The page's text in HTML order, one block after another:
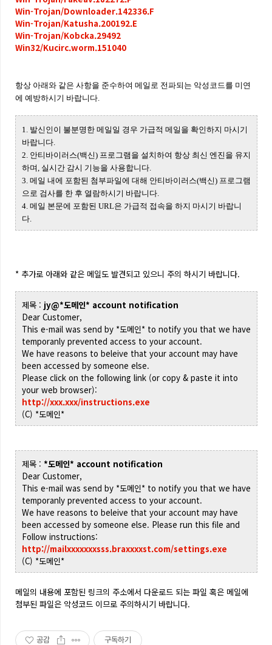
Win-Trojan/Downloader.142336.F
Win-Trojan/Katusha.200192.E
Win-Trojan/Kobcka.29492
Win32/Kucirc.worm.151040
항상 아래와 같은 사항을 준수하여 메일로 전파되는 악성코드를 미연
에 예방하시기 바랍니다.
1. 발신인이 불분명한 메일일 경우 가급적 메일을 확인하지 마시기
바랍니다.
2. 안티바이러스(백신) 프로그램을 설치하여 항상 최신 엔진을 유지
하며, 실시간 감시 기능을 사용합니다.
3. 메일 내에 포함된 첨부파일에 대해 안티바이러스(백신) 프로그램
으로 검사를 한 후 열람하시기 바랍니다.
4. 메일 본문에 포함된 URL은 가급적 접속을 하지 마시기 바랍니
다.
* 추가로 아래와 같은 메일도 발견되고 있으니 주의 하시기 바랍니다.
제목 : jy@*도메인* account notification
Dear Customer,
This e-mail was send by *도메인* to notify you that we have
temporanly prevented access to your account.
We have reasons to beleive that your account may have
been accessed by someone else.
Please click on the following link (or copy & paste it into
your web browser):
http://xxx.xxx/instructions.exe
(C) *도메인*
제목 : *도메인* account notification
Dear Customer,
This e-mail was send by *도메인* to notify you that we have
temporanly prevented access to your account.
We have reasons to beleive that your account may have
been accessed by someone else. Please run this file and
Follow instructions:
http://mailxxxxxxxsss.braxxxxst.com/settings.exe
(C) *도메인*
메일의 내용에 포함된 링크의 주소에서 다운로드 되는 파일 혹은 메일에
첨부된 파일은 악성코드 이므로 주의하시기 바랍니다.
공감 구독하기